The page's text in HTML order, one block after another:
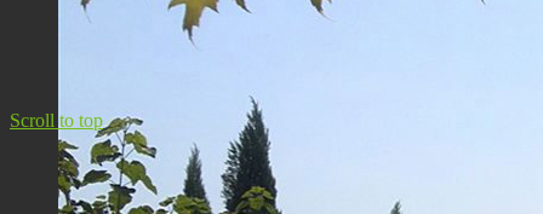
Панорама Костолца
Scroll to top